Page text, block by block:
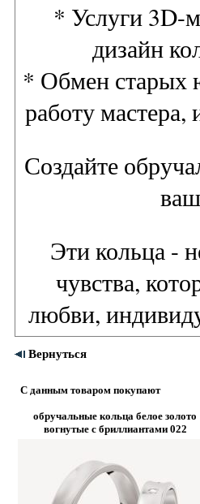
* Услуги 3D-
дизайн
* Обмен старых
работу мастера,
Создайте
Эти кольца -
чувства,
любви,
Вернуться
С данным товаром покупают
обручальные кольца белое золото
вогнутые с бриллиантами 022